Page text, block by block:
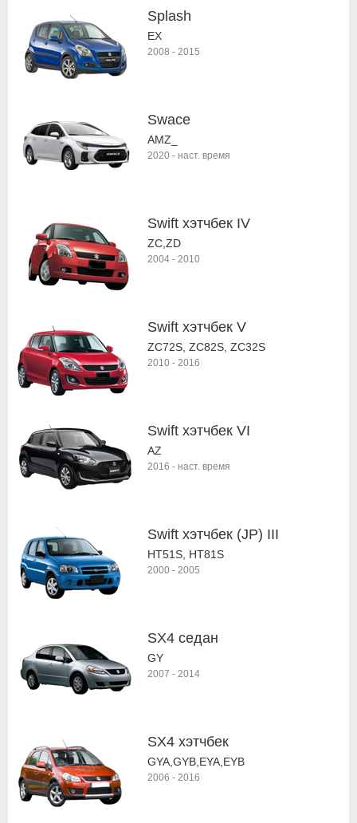
Splash
EX
2008 - 2015
Swace
AMZ_
2020 - наст. время
Swift хэтчбек IV
ZC,ZD
2004 - 2010
Swift хэтчбек V
ZC72S, ZC82S, ZC32S
2010 - 2016
Swift хэтчбек VI
AZ
2016 - наст. время
Swift хэтчбек (JP) III
HT51S, HT81S
2000 - 2005
SX4 седан
GY
2007 - 2014
SX4 хэтчбек
GYA,GYB,EYA,EYB
2006 - 2016